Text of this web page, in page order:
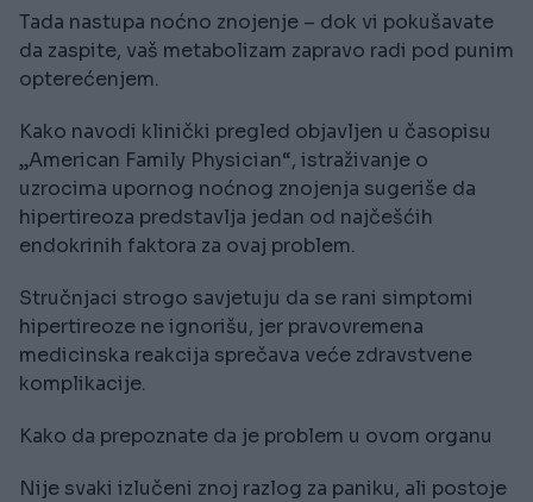
Tada nastupa noćno znojenje – dok vi pokušavate
da zaspite, vaš metabolizam zapravo radi pod punim
opterećenjem.
Kako navodi klinički pregled objavljen u časopisu
„American Family Physician“, istraživanje o
uzrocima upornog noćnog znojenja sugeriše da
hipertireoza predstavlja jedan od najčešćih
endokrinih faktora za ovaj problem.
Stručnjaci strogo savjetuju da se rani simptomi
hipertireoze ne ignorišu, jer pravovremena
medicinska reakcija sprečava veće zdravstvene
komplikacije.
Kako da prepoznate da je problem u ovom organu
Nije svaki izlučeni znoj razlog za paniku, ali postoje